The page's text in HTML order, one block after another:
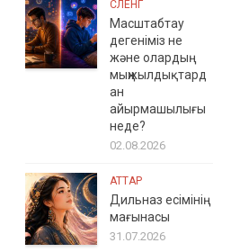
СЛЕНГ
Масштабтау
дегеніміз не
және олардың
мыңжылдықтард
ан
айырмашылығы
неде?
02.08.2026
АТТАР
Дильназ есімінің
мағынасы
31.07.2026